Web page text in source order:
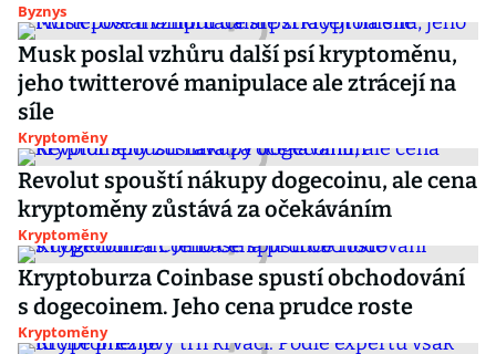
Byznys
Musk poslal vzhůru další psí kryptoměnu,
jeho twitterové manipulace ale ztrácejí na
síle
Kryptoměny
Revolut spouští nákupy dogecoinu, ale cena
kryptoměny zůstává za očekáváním
Kryptoměny
Kryptoburza Coinbase spustí obchodování
s dogecoinem. Jeho cena prudce roste
Kryptoměny